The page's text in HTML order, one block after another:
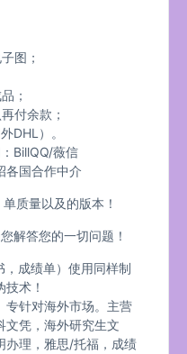
图；
；
付余款；
DHL）。
BillQQ/薇信
各国合作中介
质量以及的版本！
解答您的一切问题！
成绩单）使用同样制
术！
专针对海外市场。主营
文凭，海外研究生文
办理，雅思/托福，成绩